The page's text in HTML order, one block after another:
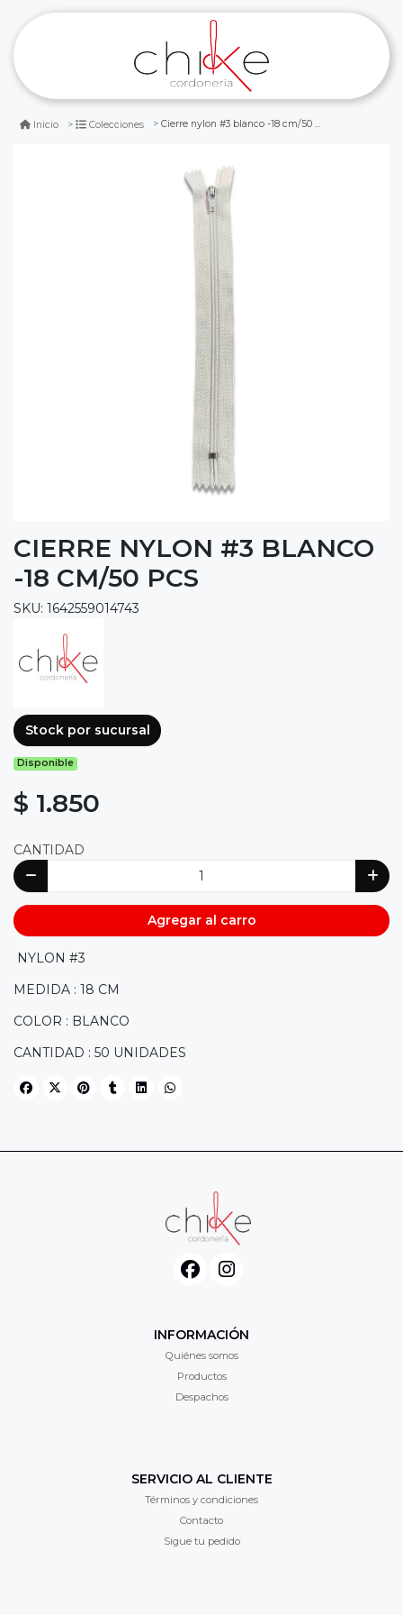
Inicio Colecciones Cierre nylon #3 blanco -18 cm/50 pcs
CIERRE NYLON #3 BLANCO
-18 CM/50 PCS
SKU: 1642559014743
Stock por sucursal
Disponible
$ 1.850
CANTIDAD
Agregar al carro
NYLON #3
MEDIDA : 18 CM
COLOR : BLANCO
CANTIDAD : 50 UNIDADES
INFORMACIÓN
Quiénes somos
Productos
Despachos
SERVICIO AL CLIENTE
Términos y condiciones
Contacto
Sigue tu pedido